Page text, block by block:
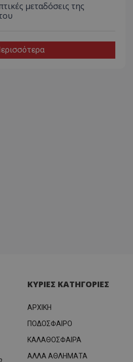
μεταδόσεις της
ΚΥΡΙΕΣ ΚΑΤΗΓΟΡΙΕΣ
ΑΡΧΙΚΗ
ΠΟΔΟΣΦΑΙΡΟ
ΚΑΛΑΘΟΣΦΑΙΡΑ
ΑΛΛΑ ΑΘΛΗΜΑΤΑ